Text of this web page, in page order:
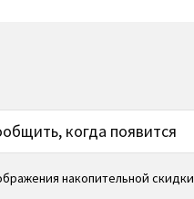
когда появится
накопительной скидки